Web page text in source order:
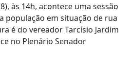
às 14h, acontece uma sessão
população em situação de rua
é do vereador Tarcísio Jardim
no Plenário Senador